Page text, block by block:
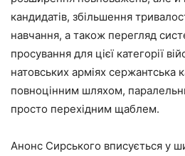
кандидатів, збільшення
навчання, а також перегляд
просування для цієї категорії
натовських арміях сержантська
повноцінним шляхом,
просто перехідним щаблем.
Анонс Сирського вписується у